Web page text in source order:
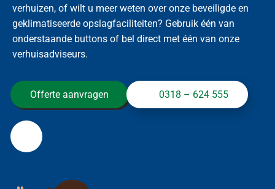
verhuizen, of wilt u meer weten over onze beveiligde en
geklimatiseerde opslagfaciliteiten? Gebruik één van
onderstaande buttons of bel direct met één van onze
verhuisadviseurs.
Offerte aanvragen 0318 – 624 555